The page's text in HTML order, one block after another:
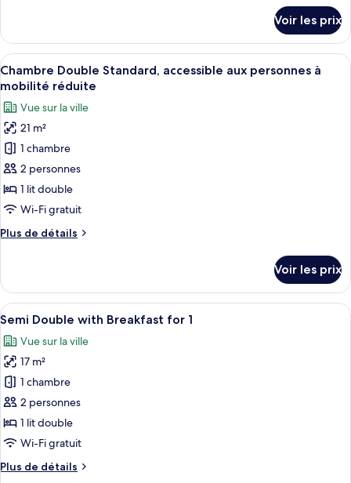
Breakfast
for
4)
le
type
de
chambre
Quadruple
(with
Breakfast
for
4)
Voir les prix
Afficher
toutes
les
photos
pour
ce
type
de
chambre :
Double
aux
personnes
à
mobilité
réduite
Une chambre d’hôtel avec un lit, un
7
Chambre Double Standard, accessible aux personnes à
mobilité réduite
Vue sur la ville
21 m²
1 chambre
2 personnes
1 lit double
Wi-Fi gratuit
Plus de détails
Plus
le
type
de
Chambre
Double
Standard,
accessible
aux
personnes
à
mobilité
Voir les prix
Afficher
toutes
les
photos
pour
ce
type
de
chambre :
Semi
Une table dressée avec divers
5
Semi Double with Breakfast for 1
Vue sur la ville
17 m²
1 chambre
2 personnes
1 lit double
Wi-Fi gratuit
Plus de détails
Plus